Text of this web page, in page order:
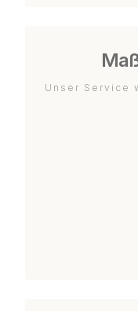
Unser Service